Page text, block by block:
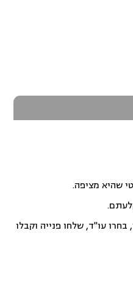
שהיא מציפה.
עו"ד, שלחו פנייה וקבלו